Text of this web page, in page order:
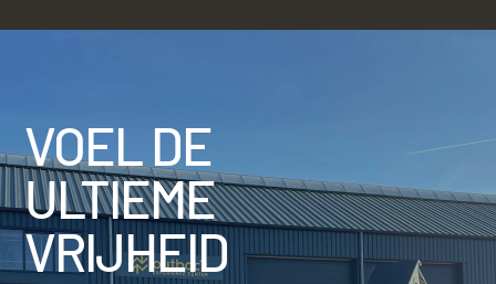
VOEL DE
ULTIEME
VRIJHEID